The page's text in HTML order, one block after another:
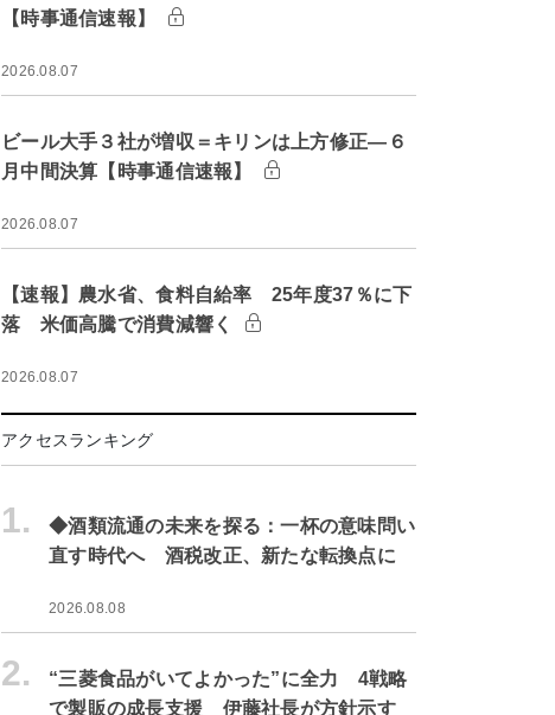
【時事通信速報】
2026.08.07
ビール大手３社が増収＝キリンは上方修正―６
月中間決算【時事通信速報】
2026.08.07
【速報】農水省、食料自給率 25年度37％に下
落 米価高騰で消費減響く
2026.08.07
アクセスランキング
1.
◆酒類流通の未来を探る：一杯の意味問い
直す時代へ 酒税改正、新たな転換点に
2026.08.08
2.
“三菱食品がいてよかった”に全力 4戦略
で製販の成長支援 伊藤社長が方針示す